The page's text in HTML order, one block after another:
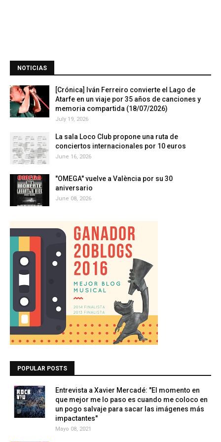
NOTICIAS
[Crónica] Iván Ferreiro convierte el Lago de
Atarfe en un viaje por 35 años de canciones y
memoria compartida (18/07/2026)
July 19, 2026
La sala Loco Club propone una ruta de
conciertos internacionales por 10 euros
June 16, 2026
"OMEGA" vuelve a València por su 30
aniversario
June 08, 2026
POPULAR POSTS
Entrevista a Xavier Mercadé: "El momento en
que mejor me lo paso es cuando me coloco en
un pogo salvaje para sacar las imágenes más
impactantes"
Mayo 08, 2021